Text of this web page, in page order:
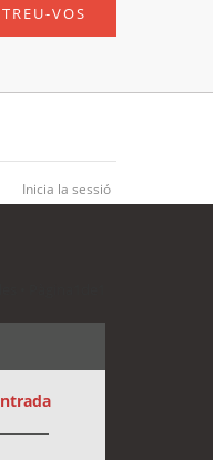
VOS
Inicia la sessió